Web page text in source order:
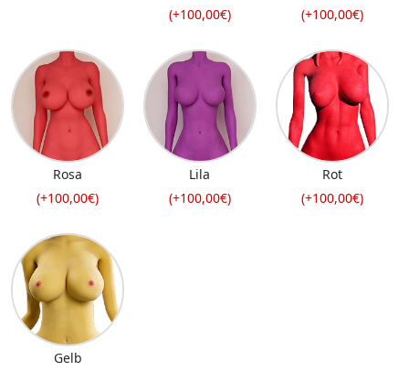
(+100,00€)
(+100,00€)
Rosa
(+100,00€)
Lila
(+100,00€)
Rot
(+100,00€)
Gelb